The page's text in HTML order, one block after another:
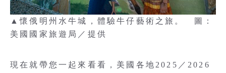
▲懷俄明州水牛城，體驗牛仔藝術之旅。 圖：
美國國家旅遊局／提供
現在就帶您一起來看看，美國各地2025／2026